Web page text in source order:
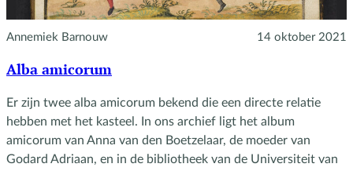
Annemiek Barnouw 14 oktober 2021
Alba amicorum
Er zijn twee alba amicorum bekend die een directe relatie
hebben met het kasteel. In ons archief ligt het album
amicorum van Anna van den Boetzelaar, de moeder van
Godard Adriaan, en in de bibliotheek van de Universiteit van